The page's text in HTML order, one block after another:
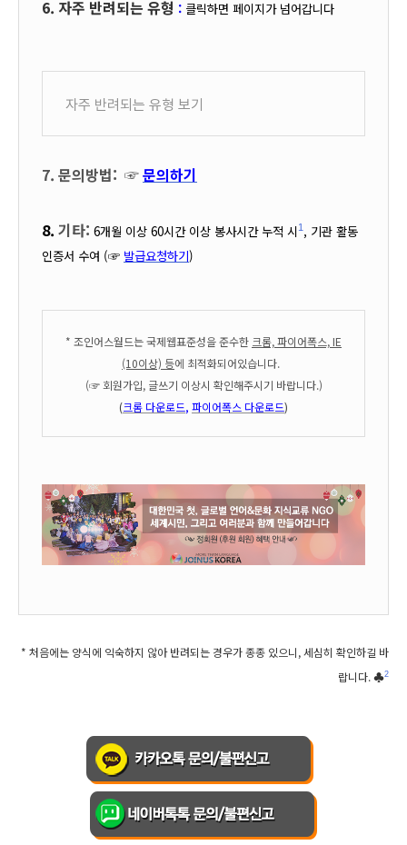
6. 자주 반려되는 유형 : 클릭하면 페이지가 넘어갑니다
자주 반려되는 유형 보기
7. 문의방법: ☞문의하기
8. 기타: 6개월 이상 60시간 이상 봉사시간 누적 시1 , 기관 활동
인증서 수여 (☞ 발급요청하기)
* 조인어스월드는 국제웹표준성을 준수한 크롬, 파이어폭스, IE
(10이상) 등에 최적화되어있습니다.
(☞ 회원가입, 글쓰기 이상시 확인해주시기 바랍니다.)
(크롬 다운로드, 파이어폭스 다운로드)
* 처음에는 양식에 익숙하지 않아 반려되는 경우가 종종 있으니, 세심히 확인하길 바
랍니다. ♣2